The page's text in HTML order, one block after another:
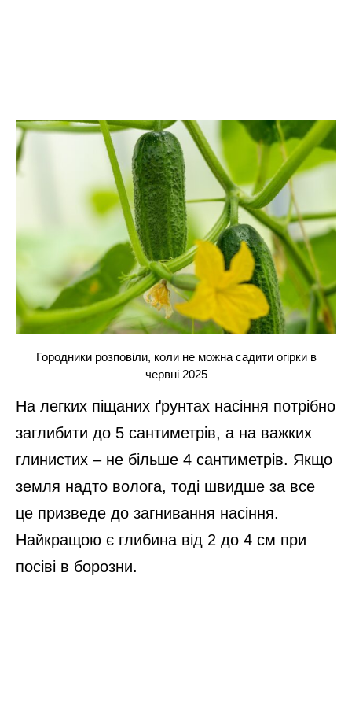
Городники розповіли, коли не можна садити огірки в
червні 2025
На легких піщаних ґрунтах насіння потрібно
заглибити до 5 сантиметрів, а на важких
глинистих – не більше 4 сантиметрів. Якщо
земля надто волога, тоді швидше за все
це призведе до загнивання насіння.
Найкращою є глибина від 2 до 4 см при
посіві в борозни.